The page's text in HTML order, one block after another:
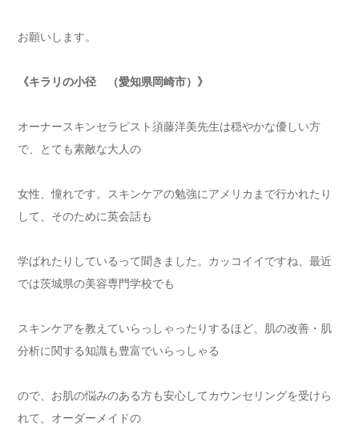
お願いします。
《キラリの小径 （愛知県岡崎市）》
オーナースキンセラピスト須藤洋美先生は穏やかな優しい方
で、とても素敵な大人の
女性、憧れです。スキンケアの勉強にアメリカまで行かれたり
して、そのために英会話も
学ばれたりしているって聞きました。カッコイイですね、最近
では茨城県の美容専門学校でも
スキンケアを教えていらっしゃったりするほど、肌の改善・肌
分析に関する知識も豊富でいらっしゃる
ので、お肌の悩みのある方も安心してカウンセリングを受けら
れて、オーダーメイドの